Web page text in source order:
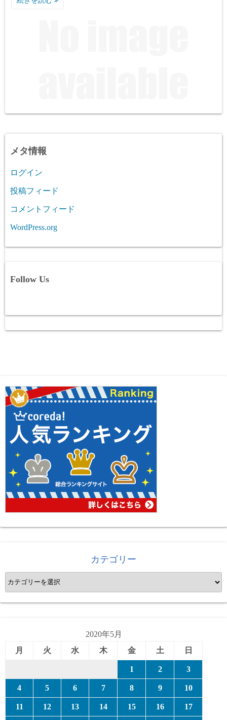
メタ情報
ログイン
投稿フィード
コメントフィード
WordPress.org
Follow Us
カテゴリー
カ
テ
ゴ
2020年5月
月
火 水 木 金 土 日
1 2 3
4 5 6 7 8 9 10
11 12 13 14 15 16 17